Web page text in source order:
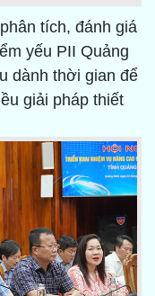
tích, đánh giá
yếu PII Quảng
dành thời gian để
giải pháp thiết